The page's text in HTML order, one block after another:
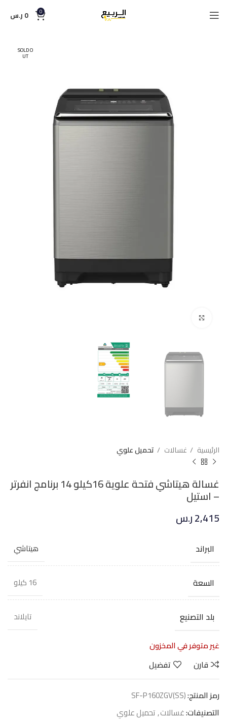
0
0 ر.س
SOLD O
UT
الرئيسية غسالات تحميل علوي
غسالة هيتاشي فتحة علوية 16كيلو 14 برنامج انفرتر
– استيل
2,415ر.س
البراند هيتاشي
السعة 16 كيلو
بلد التصنيع
تايلاند
غير متوفر في المخزون
قارن
تفضيل
رمز المنتج:SF-P160ZGV(SS)
التصنيفات:غسالات,تحميل علوي